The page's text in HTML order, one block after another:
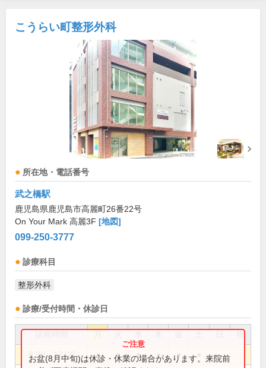
こうらい町整形外科
所在地・電話番号
武之橋駅
鹿児島県鹿児島市高麗町26番22号
On Your Mark 高麗3F [地図]
099-250-3777
診療科目
整形外科
診療/受付時間・休診日
祝
8:30～12:00 ● ● ● ● ●
お盆(8月中旬)は休診・休業の場合があります。来院前